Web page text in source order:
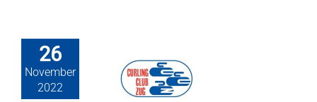
26
November
2022
2022 –
Spielstand